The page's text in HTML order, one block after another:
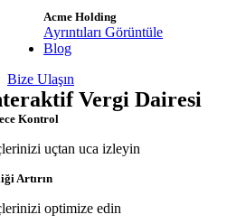
Acme Holding
Ayrıntıları Görüntüle
Blog
Bize Ulaşın
Vergi Dairesi
Kontrol
uçtan uca izleyin
Artırın
optimize edin